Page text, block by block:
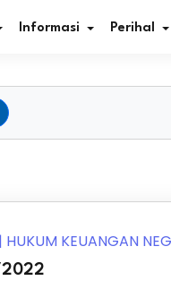
Informasi
Berita
Perihal
| HUKUM KEUANGAN
2022